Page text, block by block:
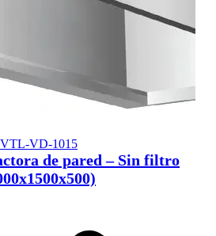
VTL-VD-1015
de pared – Sin filtro